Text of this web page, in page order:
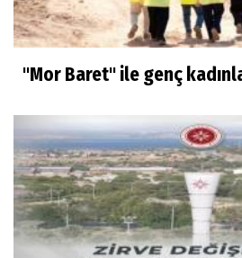
"Mor Baret" ile genç